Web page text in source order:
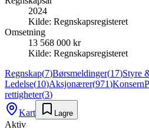
2024
Kilde: Regnskapsregisteret
Omsetning
13 568 000 kr
Kilde: Regnskapsregisteret
Regnskap(7)Børsmeldinger(17)Styre
Ledelse(10)Aksjonærer(971)Konsern
rettigheter(3)
Kart
Lagre
Aktiv